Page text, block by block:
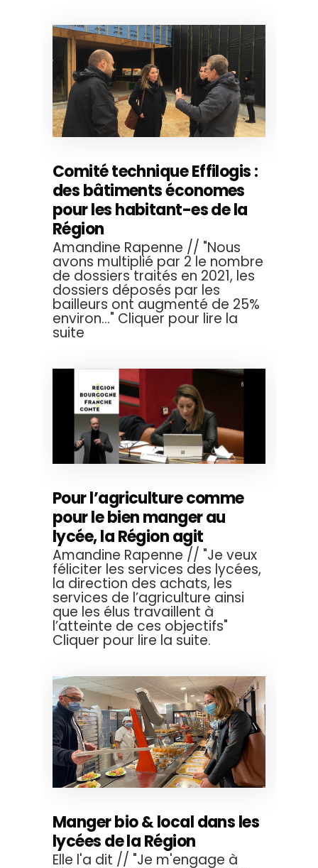
Comité technique Effilogis :
des bâtiments économes
pour les habitant-es de la
Région
Amandine Rapenne // "Nous
avons multiplié par 2 le nombre
de dossiers traités en 2021, les
dossiers déposés par les
bailleurs ont augmenté de 25%
environ..." Cliquer pour lire la
suite
Pour l’agriculture comme
pour le bien manger au
lycée, la Région agit
Amandine Rapenne // "Je veux
féliciter les services des lycées,
la direction des achats, les
services de l’agriculture ainsi
que les élus travaillent à
l’atteinte de ces objectifs"
Cliquer pour lire la suite.
Manger bio & local dans les
lycées de la Région
Elle l'a dit // "Je m'engage à